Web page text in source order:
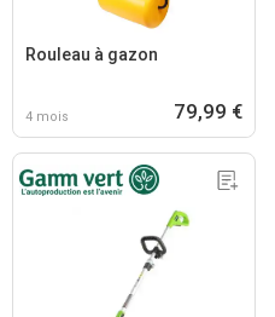
Rouleau à gazon
4 mois 79,99 €